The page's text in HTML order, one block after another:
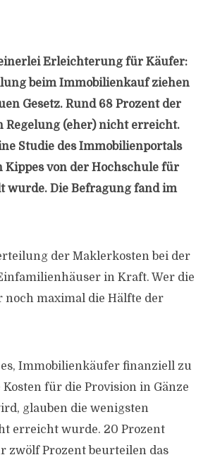
Erleichterung für Käufer:
beim Immobilienkauf ziehen
Gesetz. Rund 68 Prozent der
Regelung (eher) nicht erreicht.
Studie des Immobilienportals
von der Hochschule für
Die Befragung fand im
der Maklerkosten bei der
in Kraft. Wer die
maximal die Hälfte der
Immobilienkäufer finanziell zu
für die Provision in Gänze
glauben die wenigsten
erreicht wurde. 20 Prozent
zwölf Prozent beurteilen das